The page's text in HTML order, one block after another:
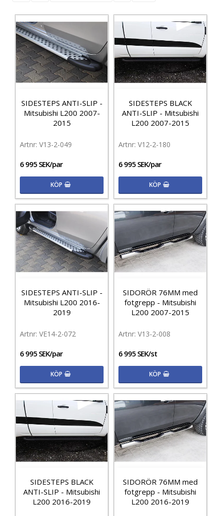
SIDESTEPS ANTI-SLIP -
Mitsubishi L200 2007-
2015
V13-2-049
6 995 SEK/par
KÖP
SIDESTEPS BLACK
ANTI-SLIP - Mitsubishi
L200 2007-2015
V12-2-180
6 995 SEK/par
KÖP
SIDESTEPS ANTI-SLIP -
Mitsubishi L200 2016-
2019
VE14-2-072
6 995 SEK/par
KÖP
SIDORÖR 76MM med
fotgrepp - Mitsubishi
L200 2007-2015
V13-2-008
6 995 SEK/st
KÖP
SIDESTEPS BLACK
ANTI-SLIP - Mitsubishi
L200 2016-2019
SIDORÖR 76MM med
fotgrepp - Mitsubishi
L200 2016-2019